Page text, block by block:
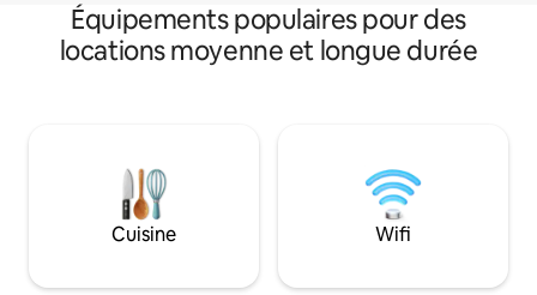
Équipements populaires pour des
locations moyenne et longue durée
Cuisine Wifi